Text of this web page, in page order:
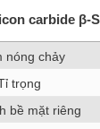
carbide β-
nóng chảy
trọng
bề mặt riêng